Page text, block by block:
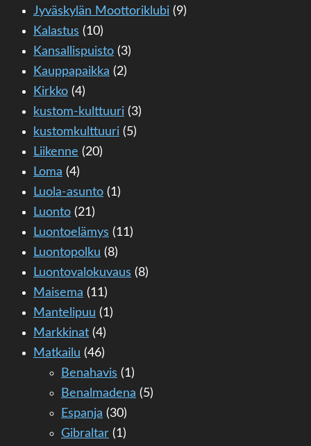
Jyväskylän Moottoriklubi (9)
Kalastus (10)
Kansallispuisto (3)
Kauppapaikka (2)
Kirkko (4)
kustom-kulttuuri (3)
kustomkulttuuri (5)
Liikenne (20)
Loma (4)
Luola-asunto (1)
Luonto (21)
Luontoelämys (11)
Luontopolku (8)
Luontovalokuvaus (8)
Maisema (11)
Mantelipuu (1)
Markkinat (4)
Matkailu (46)
Benahavis (1)
Benalmadena (5)
Espanja (30)
Gibraltar (1)